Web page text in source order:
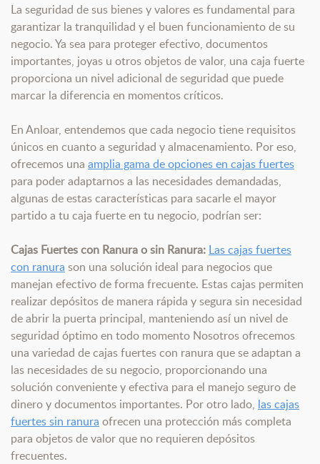
La seguridad de sus bienes y valores es fundamental para
garantizar la tranquilidad y el buen funcionamiento de su
negocio. Ya sea para proteger efectivo, documentos
importantes, joyas u otros objetos de valor, una caja fuerte
proporciona un nivel adicional de seguridad que puede
marcar la diferencia en momentos críticos.
En Anloar, entendemos que cada negocio tiene requisitos
únicos en cuanto a seguridad y almacenamiento. Por eso,
ofrecemos una amplia gama de opciones en cajas fuertes
para poder adaptarnos a las necesidades demandadas,
algunas de estas características para sacarle el mayor
partido a tu caja fuerte en tu negocio, podrían ser:
Cajas Fuertes con Ranura o sin Ranura: Las cajas fuertes
con ranura son una solución ideal para negocios que
manejan efectivo de forma frecuente. Estas cajas permiten
realizar depósitos de manera rápida y segura sin necesidad
de abrir la puerta principal, manteniendo así un nivel de
seguridad óptimo en todo momento Nosotros ofrecemos
una variedad de cajas fuertes con ranura que se adaptan a
las necesidades de su negocio, proporcionando una
solución conveniente y efectiva para el manejo seguro de
dinero y documentos importantes. Por otro lado, las cajas
fuertes sin ranura ofrecen una protección más completa
para objetos de valor que no requieren depósitos
frecuentes.